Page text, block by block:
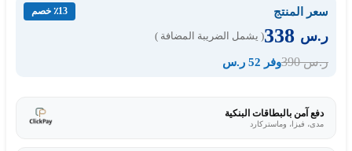
سعر المنتج ٪13 خصم
ر.س ( يشمل الضريبة المضافة )
ر.س390 وفر 52 ر.س
دفع آمن بالبطاقات البنكية
مدى، فيزا، وماستركارد